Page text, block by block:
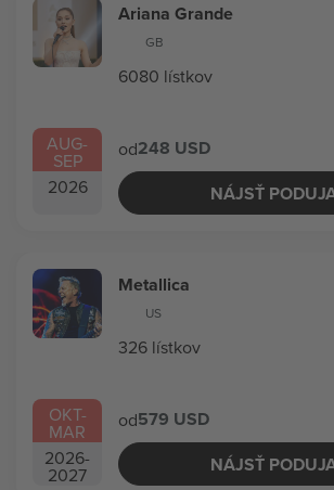
AUG-
SEP
2026
Ariana Grande
GB
6080 lístkov
od248 USD
NÁJSŤ
OKT-
MAR
2026-
2027
Metallica
US
326 lístkov
od579 USD
NÁJSŤ